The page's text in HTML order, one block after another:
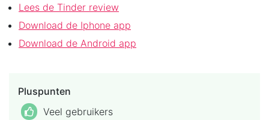
Lees de Tinder review
Download de Iphone app
Download de Android app
Pluspunten
Veel gebruikers